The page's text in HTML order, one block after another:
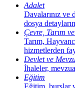
Adalet
Davalarınız ve
dosya
Çevre, Tarım
Tarım,
hizmetlerden
Devlet ve
İhaleler,
Eğitim
Eğitim, burslar